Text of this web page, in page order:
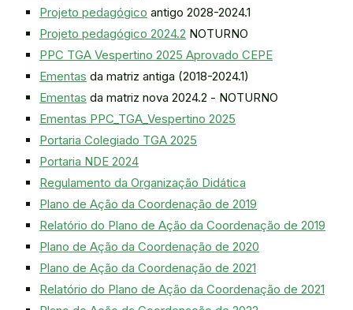
Projeto pedagógico antigo 2028-2024.1
Projeto pedagógico 2024.2 NOTURNO
PPC TGA Vespertino 2025 Aprovado CEPE
Ementas da matriz antiga (2018-2024.1)
Ementas da matriz nova 2024.2 - NOTURNO
Ementas PPC_TGA_Vespertino 2025
Portaria Colegiado TGA 2025
Portaria NDE 2024
Regulamento da Organização Didática
Plano de Ação da Coordenação de 2019
Relatório do Plano de Ação da Coordenação de 2019
Plano de Ação da Coordenação de 2020
Plano de Ação da Coordenação de 2021
Relatório do Plano de Ação da Coordenação de 2021